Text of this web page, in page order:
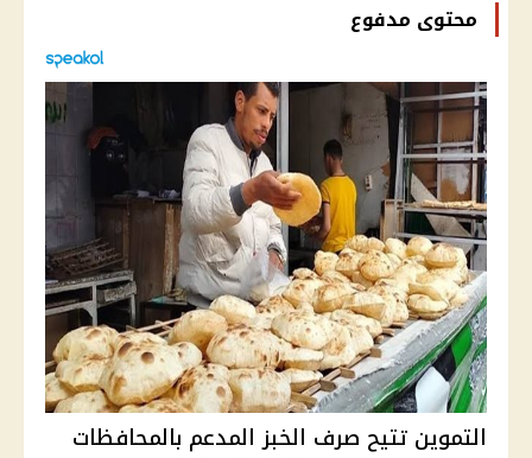
محتوى مدفوع
التموين تتيح صرف الخبز المدعم بالمحافظات